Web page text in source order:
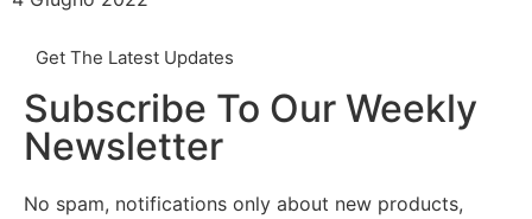
Get The Latest Updates
Subscribe To Our Weekly
Newsletter
No spam, notifications only about new products,